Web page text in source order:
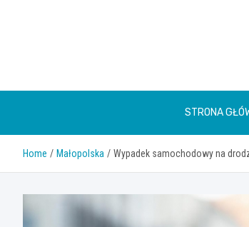
STRONA
Home Małopolska Wypadek samochodowy na